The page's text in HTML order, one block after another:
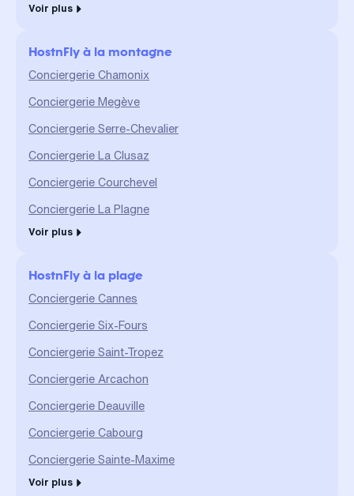
Voir plus
HostnFly à la montagne
Conciergerie Chamonix
Conciergerie Megève
Conciergerie Serre-Chevalier
Conciergerie La Clusaz
Conciergerie Courchevel
Conciergerie La Plagne
Voir plus
HostnFly à la plage
Conciergerie Cannes
Conciergerie Six-Fours
Conciergerie Saint-Tropez
Conciergerie Arcachon
Conciergerie Deauville
Conciergerie Cabourg
Conciergerie Sainte-Maxime
Voir plus